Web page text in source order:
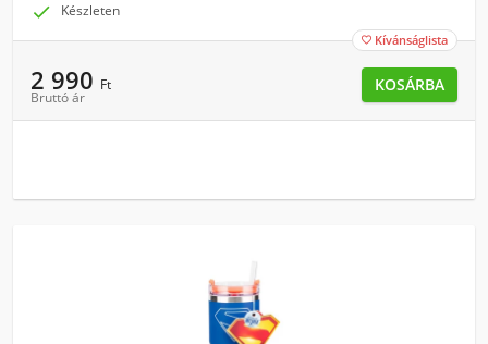
 Készleten
 Kívánságlista
2 990 Ft
Bruttó ár
KOSÁRBA